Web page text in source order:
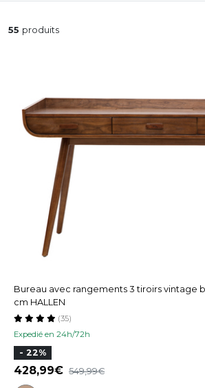
55 produits
Bureau avec rangements 3 tiroirs vintage
cm HALLEN
Expedié en 24h/72h
(35)
- 22%
428,99 549,99